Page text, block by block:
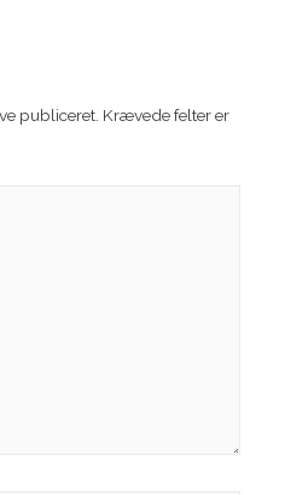
publiceret. Krævede felter er